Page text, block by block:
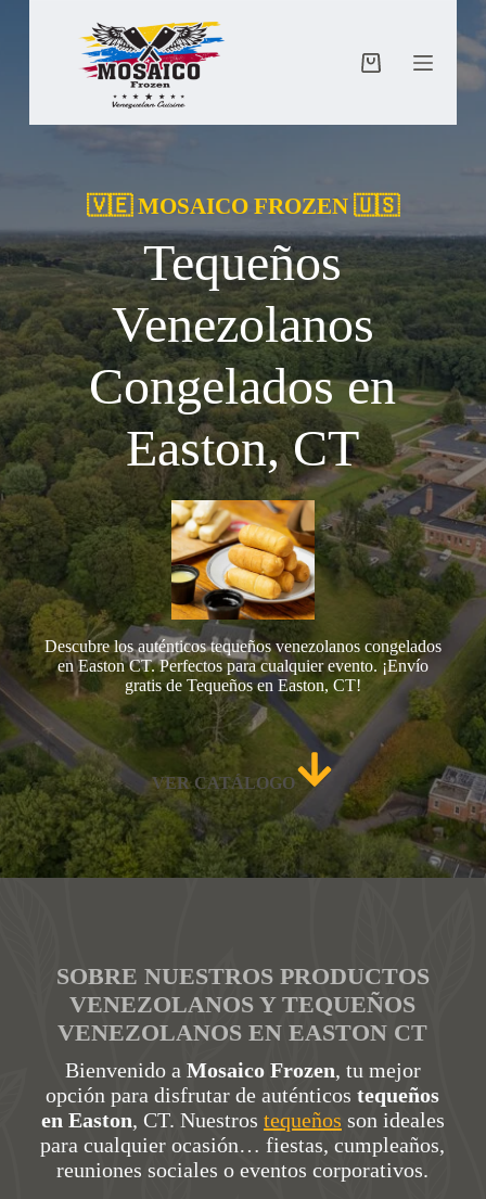
Carro
🇻🇪 MOSAICO FROZEN 🇺🇸
Tequeños
Venezolanos
Congelados en
Easton, CT
Descubre los auténticos tequeños venezolanos congelados
en Easton CT. Perfectos para cualquier evento. ¡Envío
gratis de Tequeños en Easton, CT!
VER CATÁLOGO
SOBRE NUESTROS PRODUCTOS
VENEZOLANOS Y TEQUEÑOS
VENEZOLANOS EN EASTON CT
Bienvenido a Mosaico Frozen, tu mejor
opción para disfrutar de auténticostequeños
en Easton, CT. Nuestros tequeños son ideales
para cualquier ocasión… fiestas, cumpleaños,
reuniones sociales o eventos corporativos.